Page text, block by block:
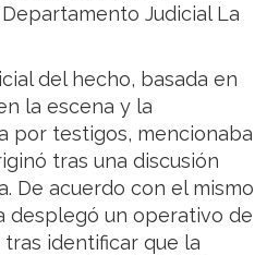
Judicial La
del hecho, basada en
la escena y la
por testigos, mencionaba
tras una discusión
De acuerdo con el mismo
desplegó un operativo de
identificar que la